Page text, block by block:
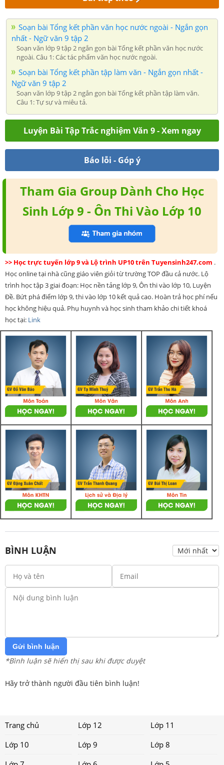
Soạn bài Tổng kết phần văn học nước ngoài - Ngắn gọn
nhất - Ngữ văn 9 tập 2
Soạn văn lớp 9 tập 2 ngắn gọn bài Tổng kết phần văn học nước
ngoài. Câu 1: Các tác phẩm văn học nước ngoài.
Soạn bài Tổng kết phần tập làm văn - Ngắn gọn nhất -
Ngữ văn 9 tập 2
Soạn văn lớp 9 tập 2 ngắn gọn bài Tổng kết phần tập làm văn.
Câu 1: Tự sự và miêu tả.
Luyện Bài Tập Trắc nghiệm Văn 9 - Xem ngay
Báo lỗi - Góp ý
Tham Gia Group Dành Cho Học
Sinh Lớp 9 - Ôn Thi Vào Lớp 10
>> Học trực tuyến lớp 9 và Lộ trình UP10 trên Tuyensinh247.com .
Học online tại nhà cũng giáo viên giỏi từ trường TOP đầu cả nước. Lộ
trình học tập 3 giai đoạn: Học nền tảng lớp 9, Ôn thi vào lớp 10, Luyện
Đề. Bứt phá điểm lớp 9, thi vào lớp 10 kết quả cao. Hoàn trả học phí nếu
học không hiệu quả. Phụ huynh và học sinh tham khảo chi tiết khoá
học tại: Link
BÌNH LUẬN
Gửi bình luận
*Bình luận sẽ hiển thị sau khi được duyệt
Hãy trở thành người đầu tiên bình luận!
Trang chủ Lớp 12
Lớp 11
Lớp 10
Lớp 9
Lớp 8